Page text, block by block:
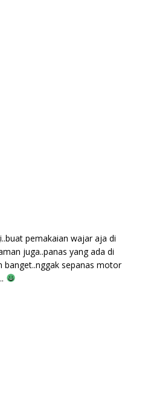
pemakaian wajar aja di
juga..panas yang ada di
sepanas motor